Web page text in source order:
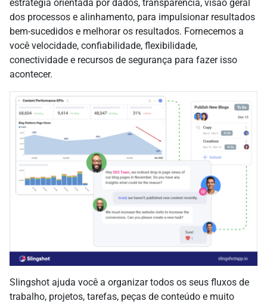
estratégia orientada por dados, transparência, visão geral
dos processos e alinhamento, para impulsionar resultados
bem-sucedidos e melhorar os resultados. Fornecemos a
você velocidade, confiabilidade, flexibilidade,
conectividade e recursos de segurança para fazer isso
acontecer.
Slingshot ajuda você a organizar todos os seus fluxos de
trabalho, projetos, tarefas, peças de conteúdo e muito